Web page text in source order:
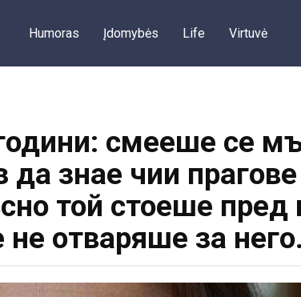
Humoras Įdomybės Life Virtuvė
смееше се
да знае чии
той стоеше пред
не отваряше за